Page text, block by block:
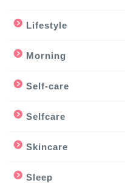
Lifestyle
Morning
Self-care
Selfcare
Skincare
Sleep